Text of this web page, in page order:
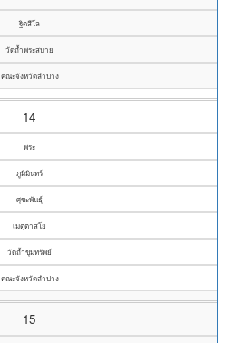
ฐิตสีโล
วัดถ้ำพระสบาย
คณะจังหวัดลำปาง
14
พระ
ภูมิมินทร์
ศุขะพันธุ์
เมตฺตาสโย
วัดถ้ำขุมทรัพย์
คณะจังหวัดลำปาง
15